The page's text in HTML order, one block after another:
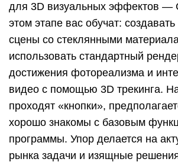
для 3D визуальных эффектов —
этом этапе вас обучат:
сцены со стеклянными
использовать стандартный
достижения фотореализма и
видео с помощью 3D трекинга.
проходят «кнопки»,
хорошо знакомы с базовым
программы. Упор делается на
рынка задачи и изящные